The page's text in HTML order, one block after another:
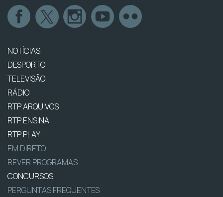
NOTÍCIAS
DESPORTO
TELEVISÃO
RÁDIO
RTP ARQUIVOS
RTP ENSINA
RTP PLAY
EM DIRETO
REVER PROGRAMAS
CONCURSOS
PERGUNTAS FREQUENTES